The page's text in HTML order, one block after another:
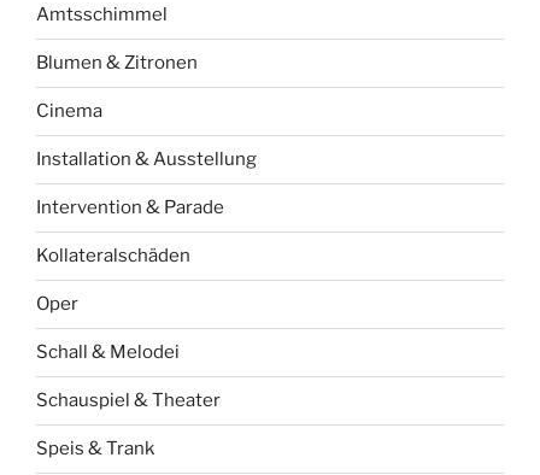
Amtsschimmel
Blumen & Zitronen
Cinema
Installation & Ausstellung
Intervention & Parade
Kollateralschäden
Oper
Schall & Melodei
Schauspiel & Theater
Speis & Trank